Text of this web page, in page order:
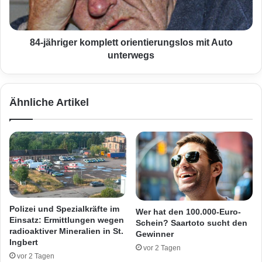
l
s
n
u
f
A
1
R
c
h
t
r
g
p
t
t
o
r
i
n
t
i
e
84-jähriger komplett orientierungslos mit Auto
unterwegs
Ähnliche Artikel
Polizei und Spezialkräfte im
Einsatz: Ermittlungen wegen
radioaktiver Mineralien in St.
Ingbert
vor 2 Tagen
Wer hat den 100.000-Euro-
Schein? Saartoto sucht den
Gewinner
vor 2 Tagen